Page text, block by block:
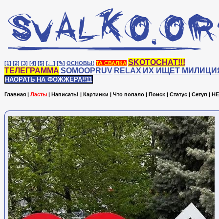
[1] [2] [3] [4] [5] [♩] [✎] ОСНОВЫ! ТА СВАЛКА SKOTOCHAT!!!
ТЕЛЕГРАММА SOMOOPRUV RELAX ИХ ИЩЕТ
НАОРАТЬ НА ФОЖЖЕРА!!11
Главная | Ласты | Написать! | Картинки | Что попало | Поиск | Статус | Сетуп |